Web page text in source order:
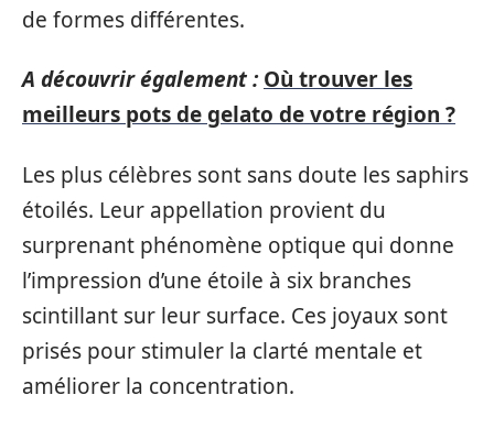
de formes différentes.
A découvrir également : Où trouver les
meilleurs pots de gelato de votre région ?
Les plus célèbres sont sans doute les saphirs
étoilés. Leur appellation provient du
surprenant phénomène optique qui donne
l’impression d’une étoile à six branches
scintillant sur leur surface. Ces joyaux sont
prisés pour stimuler la clarté mentale et
améliorer la concentration.